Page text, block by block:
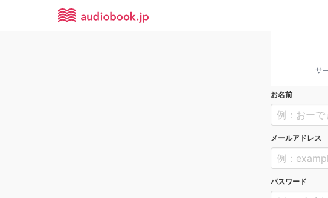
お名前
メールアドレス
パスワード